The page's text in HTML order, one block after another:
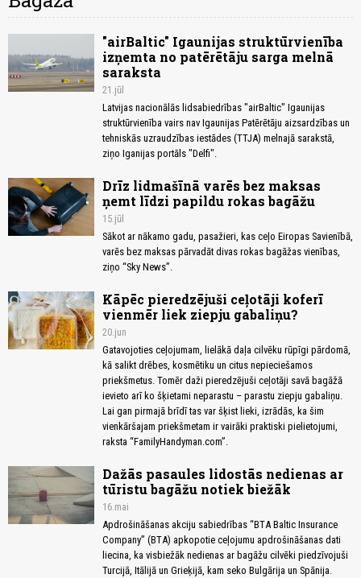
"airBaltic" Igaunijas struktūrvienība
izņemta no patērētāju sarga melnā
saraksta
21.jūl
Latvijas nacionālās lidsabiedrības "airBaltic" Igaunijas
struktūrvienība vairs nav Igaunijas Patērētāju aizsardzības un
tehniskās uzraudzības iestādes (TTJA) melnajā sarakstā,
ziņo Iganijas portāls "Delfi".
Drīz lidmašīnā varēs bez maksas
ņemt līdzi papildu rokas bagāžu
15.jūl
Sākot ar nākamo gadu, pasažieri, kas ceļo Eiropas Savienībā,
varēs bez maksas pārvadāt divas rokas bagāžas vienības,
ziņo “Sky News”.
Kāpēc pieredzējuši ceļotāji koferī
vienmēr liek ziepju gabaliņu?
20.jun
Gatavojoties ceļojumam, lielākā daļa cilvēku rūpīgi pārdomā,
kā salikt drēbes, kosmētiku un citus nepieciešamos
priekšmetus. Tomēr daži pieredzējuši ceļotāji savā bagāžā
ievieto arī ko šķietami neparastu – parastu ziepju gabaliņu.
Lai gan pirmajā brīdī tas var šķist lieki, izrādās, ka šim
vienkāršajam priekšmetam ir vairāki praktiski pielietojumi,
raksta “FamilyHandyman.com”.
Dažās pasaules lidostās nedienas ar
tūristu bagāžu notiek biežāk
16.mai
Apdrošināšanas akciju sabiedrības “BTA Baltic Insurance
Company” (BTA) apkopotie ceļojumu apdrošināšanas dati
liecina, ka visbiežāk nedienas ar bagāžu cilvēki piedzīvojuši
Turcijā, Itālijā un Grieķijā, kam seko Bulgārija un Spānija.